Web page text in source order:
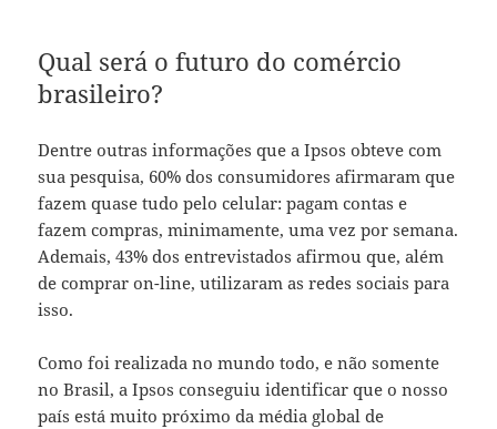
Qual será o futuro do comércio
brasileiro?
Dentre outras informações que a Ipsos obteve com
sua pesquisa, 60% dos consumidores afirmaram que
fazem quase tudo pelo celular: pagam contas e
fazem compras, minimamente, uma vez por semana.
Ademais, 43% dos entrevistados afirmou que, além
de comprar on-line, utilizaram as redes sociais para
isso.
Como foi realizada no mundo todo, e não somente
no Brasil, a Ipsos conseguiu identificar que o nosso
país está muito próximo da média global de